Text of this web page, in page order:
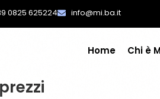
0825 625224 info@mi.ba.it
Home Chi è